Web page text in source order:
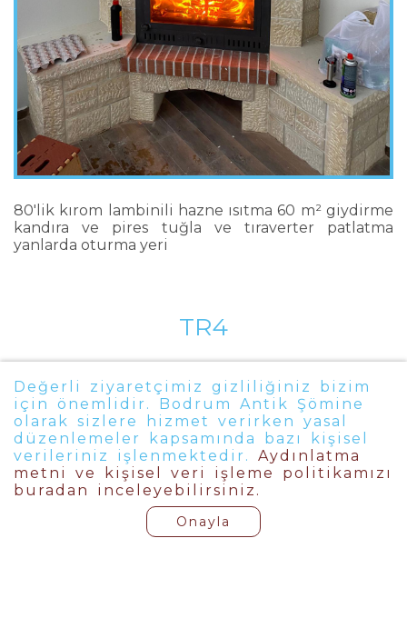
80'lik kırom lambinili hazne ısıtma 60 m² giydirme
kandıra ve pires tuğla ve tıraverter patlatma
yanlarda oturma yeri
TR4
TRABZON ŞÖMİNE TR 4
Değerli ziyaretçimiz gizliliğiniz bizim
için önemlidir. Bodrum Antik Şömine
olarak sizlere hizmet verirken yasal
düzenlemeler kapsamında bazı kişisel
verileriniz işlenmektedir. Aydınlatma
metni ve kişisel veri işleme politikamızı
buradan inceleyebilirsiniz.
Onayla